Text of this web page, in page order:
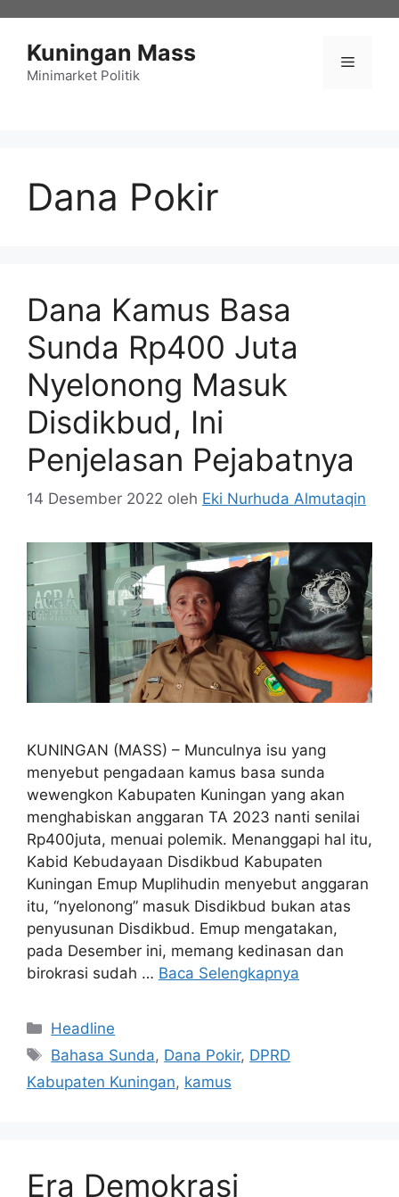
Kuningan Mass
Minimarket Politik
Menu
Dana Pokir
Dana Kamus Basa
Sunda Rp400 Juta
Nyelonong Masuk
Disdikbud, Ini
Penjelasan Pejabatnya
14 Desember 2022 oleh Eki Nurhuda Almutaqin
KUNINGAN (MASS) – Munculnya isu yang
menyebut pengadaan kamus basa sunda
wewengkon Kabupaten Kuningan yang akan
menghabiskan anggaran TA 2023 nanti senilai
Rp400juta, menuai polemik. Menanggapi hal itu,
Kabid Kebudayaan Disdikbud Kabupaten
Kuningan Emup Muplihudin menyebut anggaran
itu, “nyelonong” masuk Disdikbud bukan atas
penyusunan Disdikbud. Emup mengatakan,
pada Desember ini, memang kedinasan dan
birokrasi sudah … Baca Selengkapnya
Kategori
Headline
Tag
Bahasa Sunda, Dana Pokir, DPRD
Kabupaten Kuningan, kamus
Era Demokrasi